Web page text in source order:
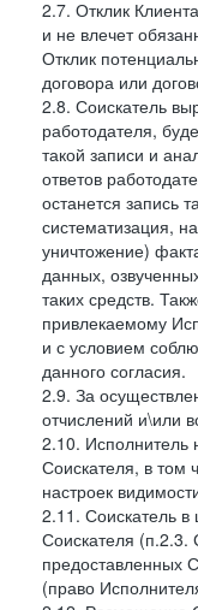
2.7. Отклик
и не влечет
Отклик
договора или
2.8. Соискатель
работодателя,
такой записи и
ответов
останется запись
систематизация,
уничтожение)
данных,
таких средств.
привлекаемому
и с условием
данного согласия.
2.9. За
отчислений и\или
2.10. Исполнитель
Соискателя, в том
настроек
2.11. Соискатель
Соискателя (п.2.3.
предоставленных
(право